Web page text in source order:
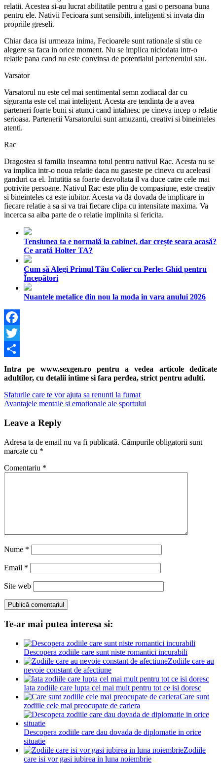
relatii. Acestea si-au lucrat abilitatile pentru a gasi o persoana buna
pentru ele. Nativii Fecioara sunt sensibili, inteligenti si invata din
propriile greseli.
Chiar daca isi urmeaza inima, Fecioarele sunt rationale si stiu ce
alegere sa faca in orice moment. Nu se implica niciodata intr-o
relatie pana cand nu este convinsa de potentialul partenerului sau.
Varsator
Varsatorul nu este cel mai sentimental semn zodiacal dar cu
siguranta este cel mai inteligent. Acesta are tendinta de a avea
parteneri foarte buni si atunci cand intalnesc pe cineva incep o relatie
serioasa. Partenerii Varsatorului sunt amuzanti, creativi si bineinteles
atenti.
Rac
Dragostea si familia inseamna totul pentru nativul Rac. Acesta nu se
va implica intr-o noua relatie daca nu gaseste pe cineva cu aceleasi
ganduri ca el. Intutitia sa foarte dezvoltata il va duce catre cele mai
potrivite persoane. Nativul Rac este plin de compasiune, este creativ
si bineinteles ca este iubitor. Acesta va da dovada de implicare in
fiecare relatie a sa si va trai fiecare clipa cu intensitate maxima. Va
incerca sa aiba parte de o relatie implinita si fericita.
Tensiunea ta e normală la cabinet, dar crește seara acasă?
Ce arată Holter TA?
Cum să Alegi Primul Tău Colier cu Perle: Ghid pentru
Începători
Nuantele metalice din nou la moda in vara anului 2026
Facebook
Twitter
Share
Intra pe www.sexgen.ro pentru a vedea articole dedicate
adultilor, cu detalii intime si fara perdea, strict pentru adulti.
Navigare
în
articole
Previous
Post:
Sfaturile care te vor ajuta sa renunti la fumat
Next
Avantajele mentale si emotionale ale sportului
Leave a Reply
Adresa ta de email nu va fi publicată. Câmpurile obligatorii sunt
marcate cu *
Comentariu *
Nume *
Email *
Site web
Te-ar mai putea interesa si:
Descopera zodiile care sunt niste romantici incurabili
Zodiile care au
nevoie constant de afectiune
Iata zodiile care lupta cel mai mult pentru tot ce isi doresc
Care sunt
zodiile cele mai preocupate de cariera
Descopera zodiile care dau dovada de diplomatie in orice
situatie
Zodiile
care isi vor gasi iubirea in luna noiembrie